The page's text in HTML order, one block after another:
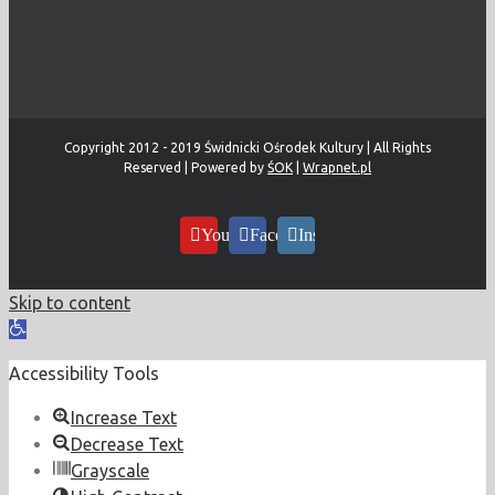
Copyright 2012 - 2019 Świdnicki Ośrodek Kultury | All Rights
Reserved | Powered by ŚOK Wrapnet.pl
YouTubeFacebookInstagram
Skip to content
Open
Accessibility Tools
Increase Text
Decrease Text
Grayscale